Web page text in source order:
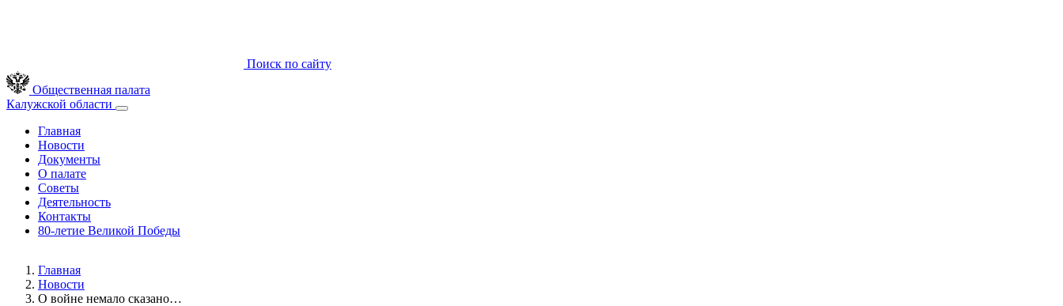
Поиск по сайту
Общественная палата
Калужской области
Главная
Новости
Документы
О палате
Советы
Деятельность
Контакты
80-летие Великой Победы
Главная
Новости
О войне немало сказано…